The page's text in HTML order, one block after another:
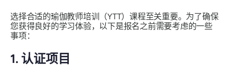
选择合适的瑜伽教师培训（YTT）课程至关重要。为了确保
您获得良好的学习体验，以下是报名之前需要考虑的一些
事项：
1. 认证项目